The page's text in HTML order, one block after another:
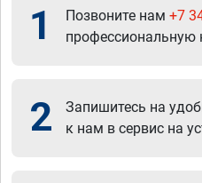
1 Позвоните нам +7
профессиональную
2
Запишитесь на
к нам в сервис на